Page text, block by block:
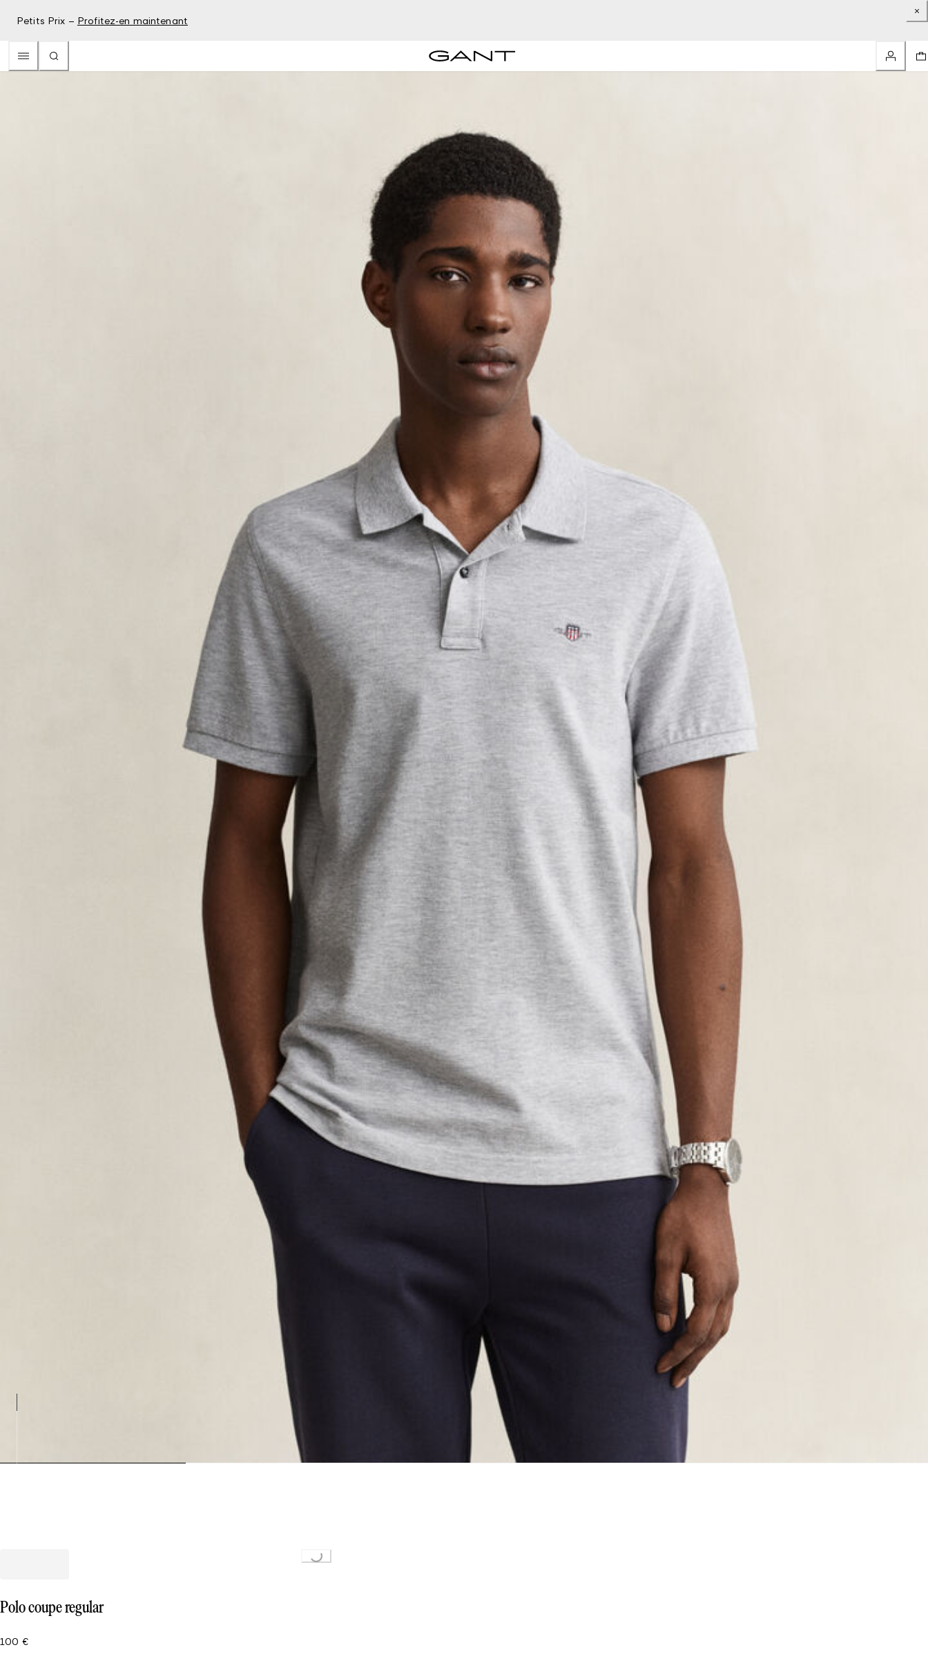
Petits Prix – Profitez-en maintenant
Loading...
Polo coupe regular
100 €